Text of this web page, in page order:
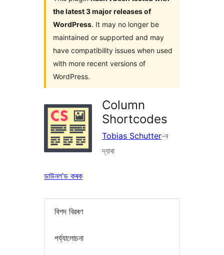
the latest 3 major releases of
WordPress. It may no longer be
maintained or supported and may
have compatibility issues when used
with more recent versions of
WordPress.
Column
Shortcodes
Tobias Schutter-ৰ
দ্বাৰা
ডাউনল’ড কৰক
বিশদ বিৱৰণ
পৰ্য্যালোচনা